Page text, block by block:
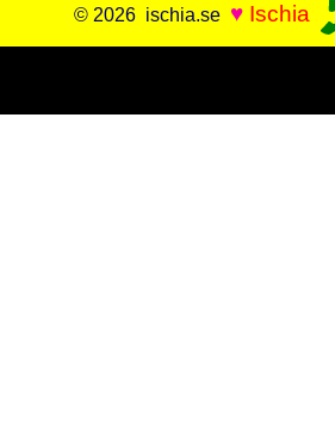
© 2026 ischia.se ♥ Ischia